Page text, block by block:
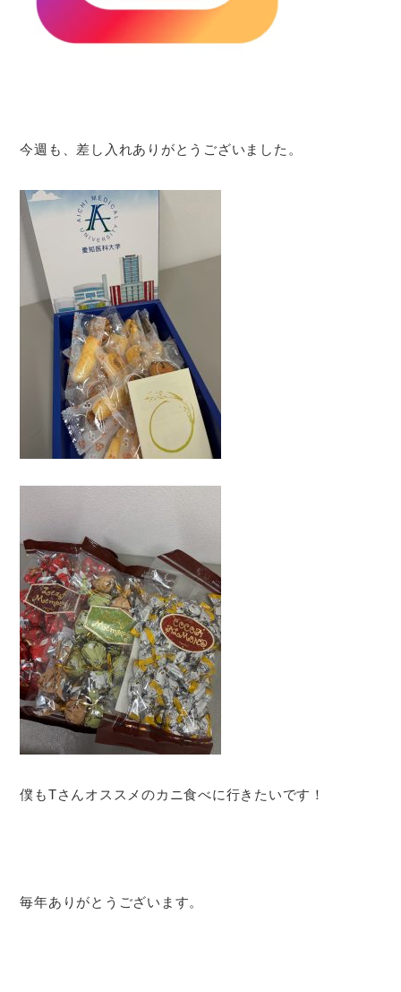
今週も、差し入れありがとうございました。
僕もTさんオススメのカニ食べに行きたいです！
毎年ありがとうございます。